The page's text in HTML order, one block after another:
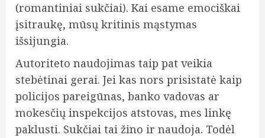
(romantiniai sukčiai). Kai esame emociškai
įsitraukę, mūsų kritinis mąstymas
išsijungia.
Autoriteto naudojimas taip pat veikia
stebėtinai gerai. Jei kas nors prisistatė kaip
policijos pareigūnas, banko vadovas ar
mokesčių inspekcijos atstovas, mes linkę
paklusti. Sukčiai tai žino ir naudoja. Todėl